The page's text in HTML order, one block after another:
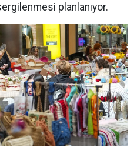
planlanıyor.